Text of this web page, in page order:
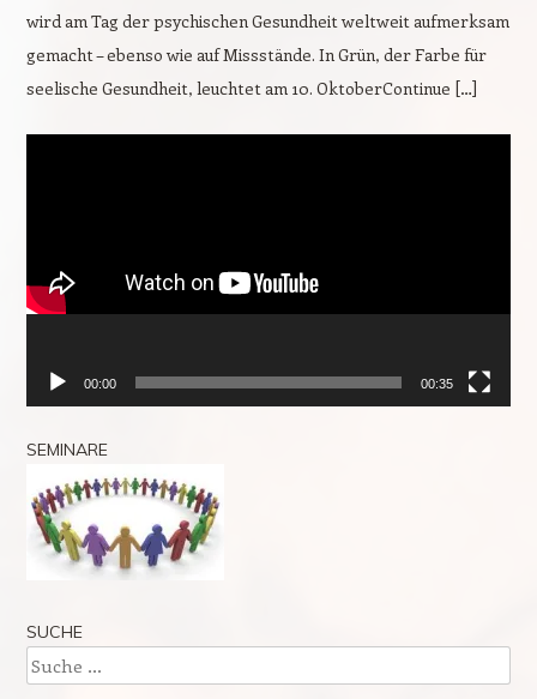
wird am Tag der psychischen Gesundheit weltweit aufmerksam
gemacht – ebenso wie auf Missstände. In Grün, der Farbe für
seelische Gesundheit, leuchtet am 10. OktoberContinue […]
00:00 00:35
SEMINARE
SUCHE
Suche